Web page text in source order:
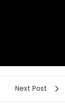
Next Post